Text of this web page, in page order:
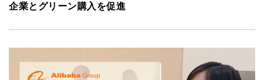
企業とグリーン購入を促進